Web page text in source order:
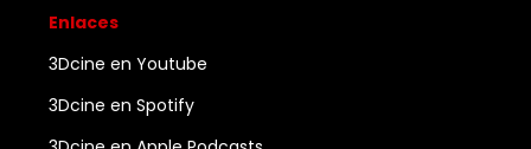
Enlaces
3Dcine en Youtube
3Dcine en Spotify